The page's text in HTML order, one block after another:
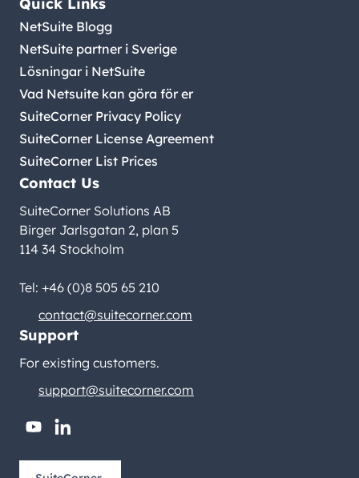
Quick Links
NetSuite Blogg
NetSuite partner i Sverige
Lösningar i NetSuite
Vad Netsuite kan göra för er
SuiteCorner Privacy Policy
SuiteCorner License Agreement
SuiteCorner List Prices
Contact Us
SuiteCorner Solutions AB
Birger Jarlsgatan 2, plan 5
114 34 Stockholm
Tel: +46 (0)8 505 65 210
contact@suitecorner.com
Support
For existing customers.
support@suitecorner.com
youtubelinkedin